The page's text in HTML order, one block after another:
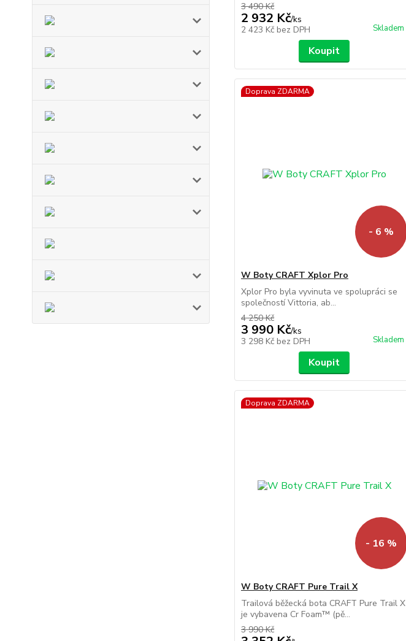
3 490 Kč
2 932 Kč/ks
2 423 Kč bez DPH Skladem
Koupit
Doprava ZDARMA
- 6 %
W Boty CRAFT Xplor Pro
Xplor Pro byla vyvinuta ve spolupráci se
společností Vittoria, ab...
4 250 Kč
3 990 Kč/ks
3 298 Kč bez DPH Skladem
Koupit
Doprava ZDARMA
- 16 %
W Boty CRAFT Pure Trail X
Trailová běžecká bota CRAFT Pure Trail X
je vybavena Cr Foam™ (pě...
3 990 Kč